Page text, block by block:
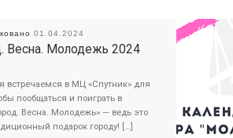
01.04.2024
Весна. Молодежь 2024
встречаемся в МЦ «Спутник» для
пообщаться и поиграть в
Весна. Молодежь» — ведь это
подарок городу! […]